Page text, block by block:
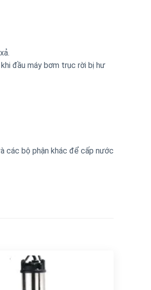
đầu máy bơm trục rời bị hư
các bộ phận khác để cấp nước